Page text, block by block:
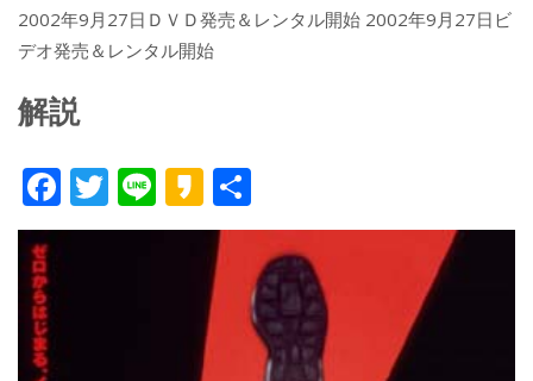
2002年9月27日ＤＶＤ発売＆レンタル開始 2002年9月27日ビ
デオ発売＆レンタル開始
解説
F
ac
T
w
Li
n
K
a
k
a
o
有